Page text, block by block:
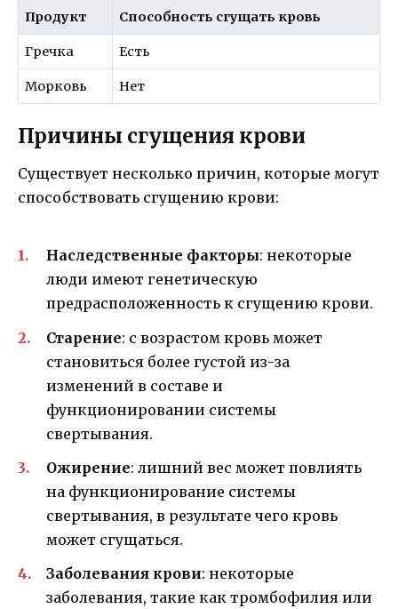
Продукт Способность сгущать кровь
Гречка Есть
Морковь Нет
Причины сгущения крови
Существует несколько причин, которые могут
способствовать сгущению крови:
Наследственные факторы: некоторые
люди имеют генетическую
предрасположенность к сгущению крови.
Старение: с возрастом кровь может
становиться более густой из-за
изменений в составе и
функционировании системы
свертывания.
Ожирение: лишний вес может повлиять
на функционирование системы
свертывания, в результате чего кровь
может сгущаться.
Заболевания крови: некоторые
заболевания, такие как тромбофилия или